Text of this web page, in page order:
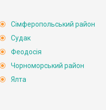
Сімферопольський район
Судак
Феодосія
Чорноморський район
Ялта